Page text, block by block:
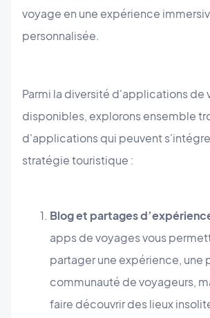
voyage en une expérience
personnalisée.
Parmi la diversité d'applications de
disponibles, explorons ensemble
d'applications qui peuvent
stratégie touristique :
Blog et partages
apps de voyages vous
partager une expérience, une
communauté de voyageurs,
faire découvrir des lieux